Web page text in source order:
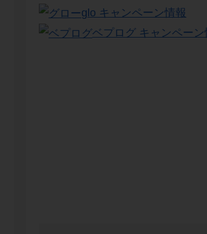
glo キャンペーン情報
ベプログ キャンペーン